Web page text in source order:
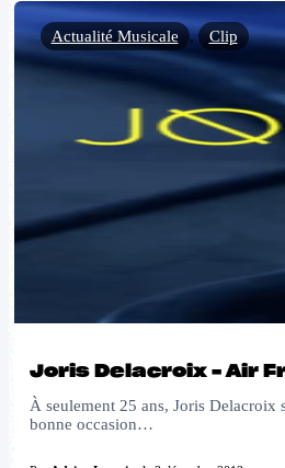
Joris Delacroix – Air
À seulement 25 ans, Joris Delacroix
bonne occasion…
Actualité Musicale , Clip